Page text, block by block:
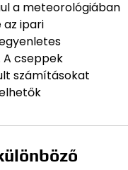
a meteorológiában
az ipari
A cseppek
számításokat